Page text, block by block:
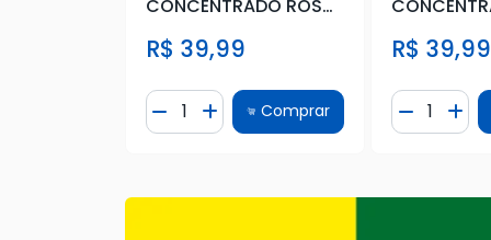
Quantidade
CONCENTRADO ROSA
R$ 39,99
Diminuir Quantidade
Quantidade
Adicionar Quantidade
Comprar
R$ 39,99
Diminuir